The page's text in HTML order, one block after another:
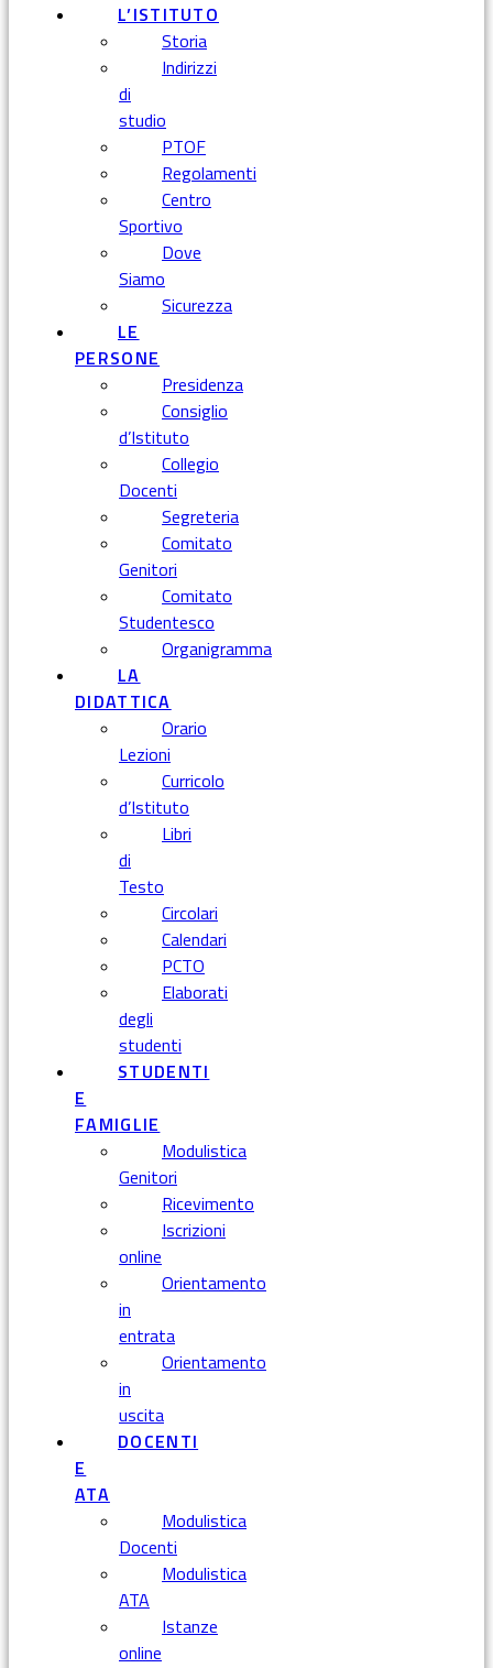
L’ISTITUTO
Storia
Indirizzi
di
studio
PTOF
Regolamenti
Centro
Sportivo
Dove
Siamo
Sicurezza
LE
PERSONE
Presidenza
Consiglio
d’Istituto
Collegio
Docenti
Segreteria
Comitato
Genitori
Comitato
Studentesco
Organigramma
LA
DIDATTICA
Orario
Lezioni
Curricolo
d’Istituto
Libri
di
Testo
Circolari
Calendari
PCTO
Elaborati
degli
studenti
STUDENTI
E
FAMIGLIE
Modulistica
Genitori
Ricevimento
Iscrizioni
online
Orientamento
in
entrata
Orientamento
in
uscita
DOCENTI
E
ATA
Modulistica
Docenti
Modulistica
ATA
Istanze
online